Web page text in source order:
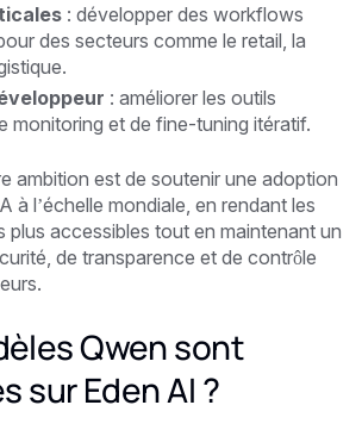
: développer des workflows
des secteurs comme le retail, la
: améliorer les outils
monitoring et de fine-tuning itératif.
ambition est de soutenir une adoption
à l’échelle mondiale, en rendant les
plus accessibles tout en maintenant un
de transparence et de contrôle
Qwen sont
sur Eden AI ?